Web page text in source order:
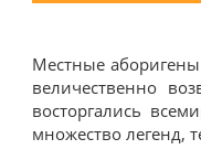
Местные
величественно
восторгались
множество легенд,